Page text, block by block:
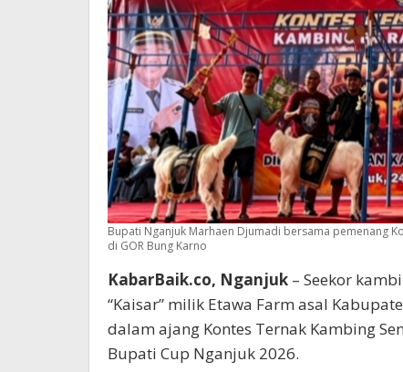
Bupati Nganjuk Marhaen Djumadi bersama pemenang
di GOR Bung Karno
KabarBaik.co, Nganjuk – Seekor
“Kaisar” milik Etawa Farm asal
dalam ajang Kontes Ternak Kambing
Bupati Cup Nganjuk 2026.